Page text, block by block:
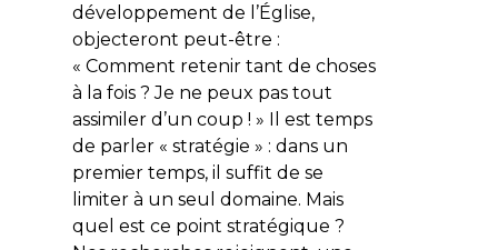
développement de l’Église,
objecteront peut-être :
« Comment retenir tant de choses
à la fois ? Je ne peux pas tout
assimiler d’un coup ! » Il est temps
de parler « stratégie » : dans un
premier temps, il suffit de se
limiter à un seul domaine. Mais
quel est ce point stratégique ?